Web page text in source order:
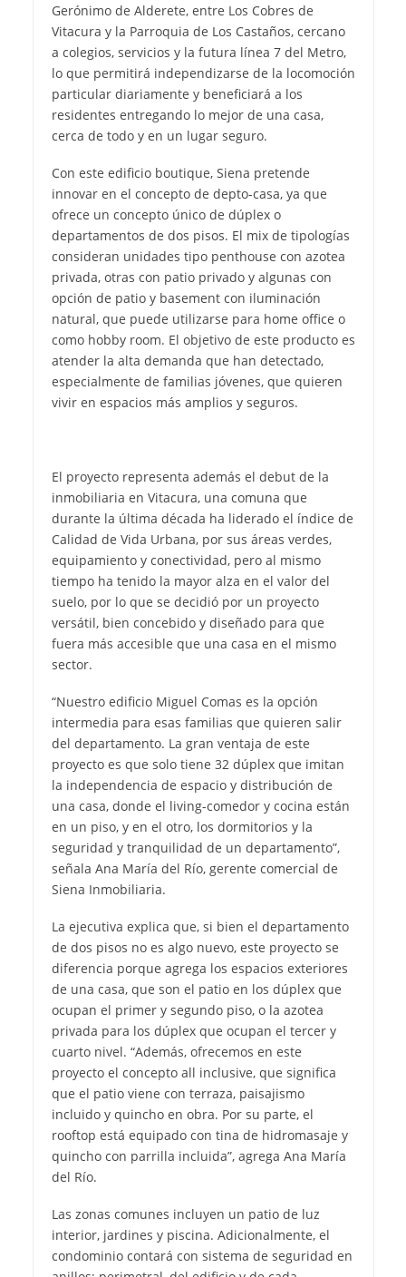
Gerónimo de Alderete, entre Los Cobres de
Vitacura y la Parroquia de Los Castaños, cercano
a colegios, servicios y la futura línea 7 del Metro,
lo que permitirá independizarse de la locomoción
particular diariamente y beneficiará a los
residentes entregando lo mejor de una casa,
cerca de todo y en un lugar seguro.
Con este edificio boutique, Siena pretende
innovar en el concepto de depto-casa, ya que
ofrece un concepto único de dúplex o
departamentos de dos pisos. El mix de tipologías
consideran unidades tipo penthouse con azotea
privada, otras con patio privado y algunas con
opción de patio y basement con iluminación
natural, que puede utilizarse para home office o
como hobby room. El objetivo de este producto es
atender la alta demanda que han detectado,
especialmente de familias jóvenes, que quieren
vivir en espacios más amplios y seguros.
El proyecto representa además el debut de la
inmobiliaria en Vitacura, una comuna que
durante la última década ha liderado el índice de
Calidad de Vida Urbana, por sus áreas verdes,
equipamiento y conectividad, pero al mismo
tiempo ha tenido la mayor alza en el valor del
suelo, por lo que se decidió por un proyecto
versátil, bien concebido y diseñado para que
fuera más accesible que una casa en el mismo
sector.
“Nuestro edificio Miguel Comas es la opción
intermedia para esas familias que quieren salir
del departamento. La gran ventaja de este
proyecto es que solo tiene 32 dúplex que imitan
la independencia de espacio y distribución de
una casa, donde el living-comedor y cocina están
en un piso, y en el otro, los dormitorios y la
seguridad y tranquilidad de un departamento”,
señala Ana María del Río, gerente comercial de
Siena Inmobiliaria.
La ejecutiva explica que, si bien el departamento
de dos pisos no es algo nuevo, este proyecto se
diferencia porque agrega los espacios exteriores
de una casa, que son el patio en los dúplex que
ocupan el primer y segundo piso, o la azotea
privada para los dúplex que ocupan el tercer y
cuarto nivel. “Además, ofrecemos en este
proyecto el concepto all inclusive, que significa
que el patio viene con terraza, paisajismo
incluido y quincho en obra. Por su parte, el
rooftop está equipado con tina de hidromasaje y
quincho con parrilla incluida”, agrega Ana María
del Río.
Las zonas comunes incluyen un patio de luz
interior, jardines y piscina. Adicionalmente, el
condominio contará con sistema de seguridad en